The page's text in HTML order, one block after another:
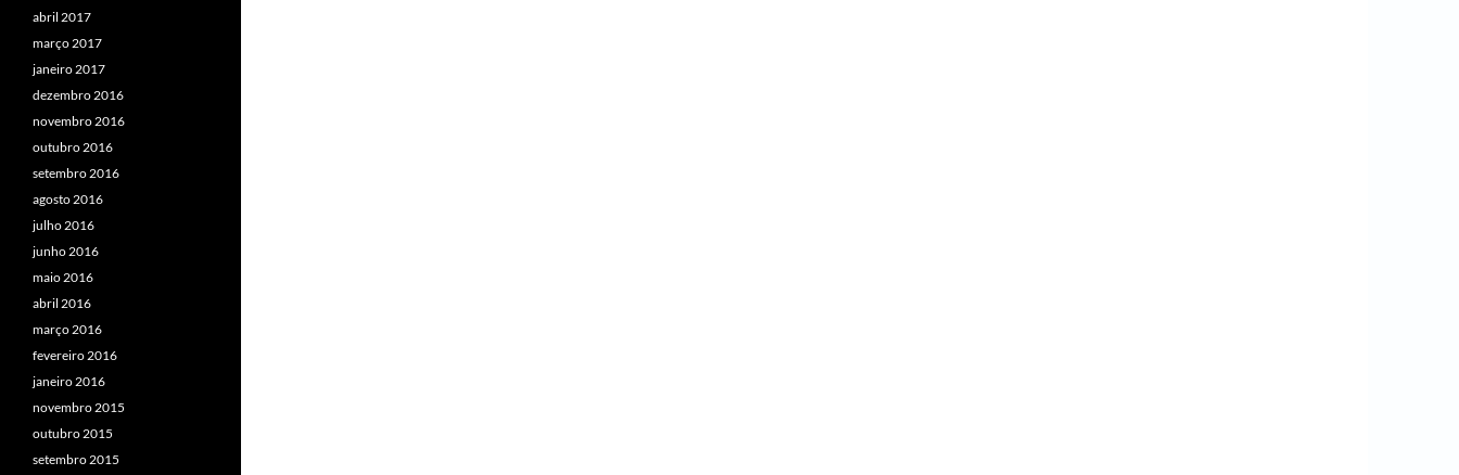
abril 2017
março 2017
janeiro 2017
dezembro 2016
novembro 2016
outubro 2016
setembro 2016
agosto 2016
julho 2016
junho 2016
maio 2016
abril 2016
março 2016
fevereiro 2016
janeiro 2016
novembro 2015
outubro 2015
setembro 2015